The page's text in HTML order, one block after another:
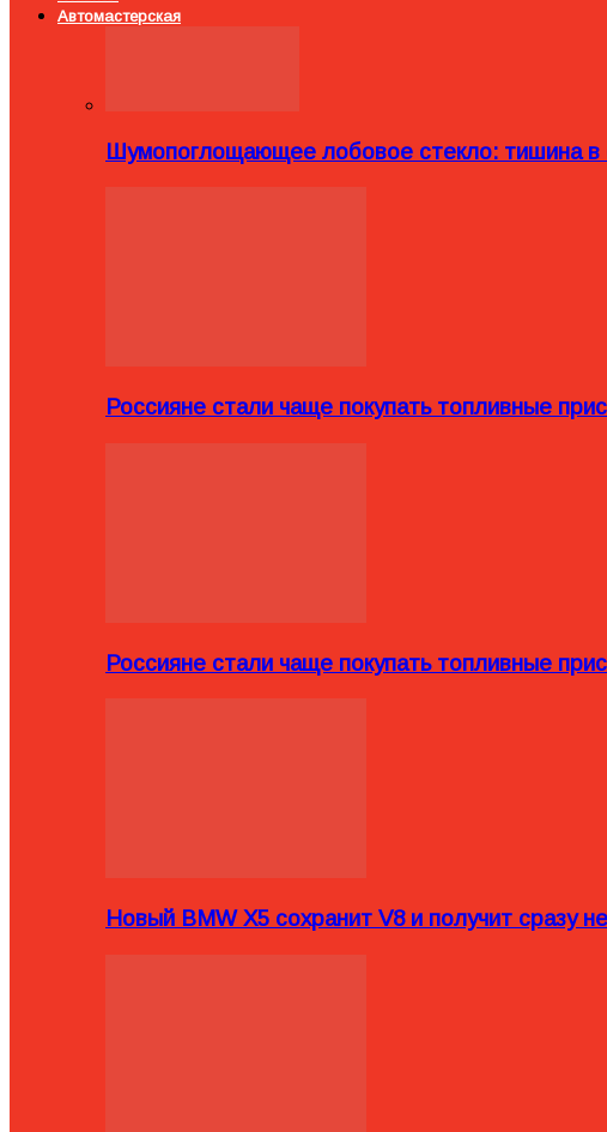
Автомастерская
Шумопоглощающее лобовое стекло: тишина в
Россияне стали чаще покупать топливные
Россияне стали чаще покупать топливные
Новый BMW X5 сохранит V8 и получит сразу